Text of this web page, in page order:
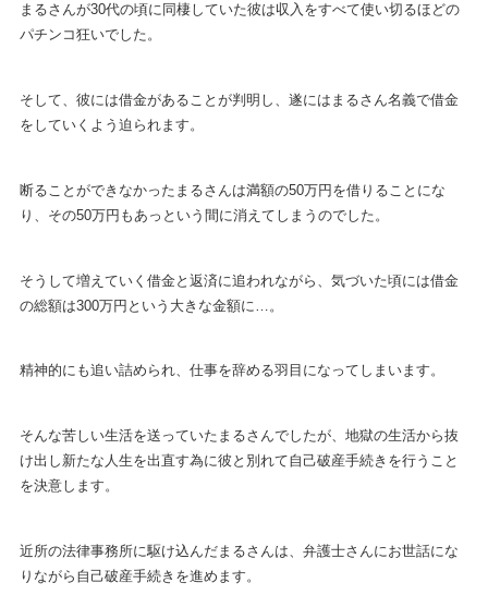
まるさんが30代の頃に同棲していた彼は収入をすべて使い切るほどの
パチンコ狂いでした。
そして、彼には借金があることが判明し、遂にはまるさん名義で借金
をしていくよう迫られます。
断ることができなかったまるさんは満額の50万円を借りることにな
り、その50万円もあっという間に消えてしまうのでした。
そうして増えていく借金と返済に追われながら、気づいた頃には借金
の総額は300万円という大きな金額に…。
精神的にも追い詰められ、仕事を辞める羽目になってしまいます。
そんな苦しい生活を送っていたまるさんでしたが、地獄の生活から抜
け出し新たな人生を出直す為に彼と別れて自己破産手続きを行うこと
を決意します。
近所の法律事務所に駆け込んだまるさんは、弁護士さんにお世話にな
りながら自己破産手続きを進めます。